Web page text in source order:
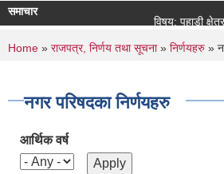
समाचार
विषय: पहाडी
You are here
Home » राजपत्र, निर्णय तथा सूचना» निर्णयहरु »
नगर परिषदका निर्णयहरु
आर्थिक वर्ष